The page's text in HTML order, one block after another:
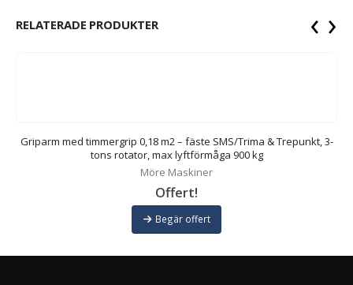
RELATERADE PRODUKTER
Griparm med timmergrip 0,18 m2 – fäste SMS/Trima & Trepunkt, 3-
tons rotator, max lyftförmåga 900 kg
Möre Maskiner
Offert!
Begär offert
‹ ›